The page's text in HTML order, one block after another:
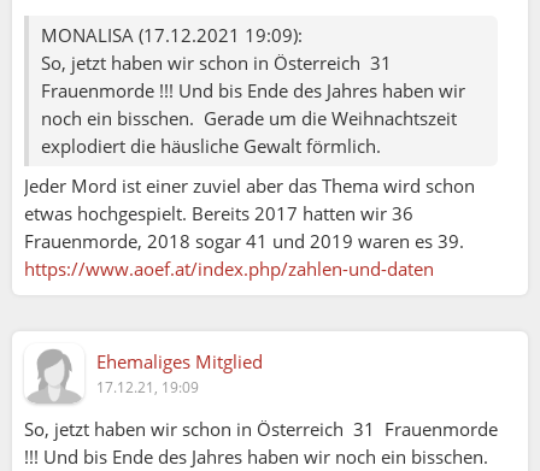
MONALISA (17.12.2021 19:09):
So, jetzt haben wir schon in Österreich 31
Frauenmorde !!! Und bis Ende des Jahres haben wir
noch ein bisschen. Gerade um die Weihnachtszeit
explodiert die häusliche Gewalt förmlich.
Jeder Mord ist einer zuviel aber das Thema wird schon
etwas hochgespielt. Bereits 2017 hatten wir 36
Frauenmorde, 2018 sogar 41 und 2019 waren es 39.
https://www.aoef.at/index.php/zahlen-und-daten
Ehemaliges Mitglied
17.12.21, 19:09
So, jetzt haben wir schon in Österreich 31 Frauenmorde
!!! Und bis Ende des Jahres haben wir noch ein bisschen.